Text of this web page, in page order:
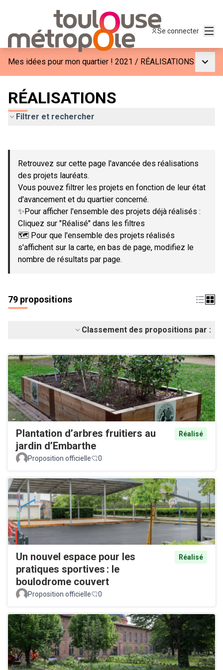
Se connecter
Mes idées pour mon quartier ! 2021 / RÉALISATIONS
RÉALISATIONS
Filtrer et rechercher
−
Retrouvez sur cette page l'avancée des réalisations
des projets lauréats.
Vous pouvez filtrer les projets en fonction de leur état
d'avancement et du quartier concerné.
✨Pour afficher l'ensemble des projets déjà réalisés :
Cliquez sur "Réalisé" dans les filtres
🗺️ Pour que l'ensemble des projets réalisés
s'affichent sur la carte, en bas de page, modifiez le
nombre de résultats par page.
79 propositions
Classement des propositions par :
Plantation d’arbres fruitiers au
jardin d’Embarthe
Réalisé
Proposition officielle 0
Un nouvel espace pour les
pratiques sportives : le
boulodrome couvert
Réalisé
Proposition officielle 0